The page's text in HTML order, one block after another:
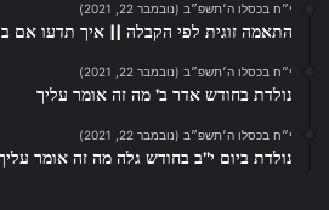
י״ח בכסלו ה׳תשפ״ב (נובמבר 22, 2021)
התאמה זוגית לפי הקבלה || איך תדעו אם
י״ח בכסלו ה׳תשפ״ב (נובמבר 22, 2021)
נולדת בחודש אדר ב’ מה זה אומר עליך
י״ח בכסלו ה׳תשפ״ב (נובמבר 22, 2021)
נולדת ביום י”ב בחודש גלה מה זה אומר